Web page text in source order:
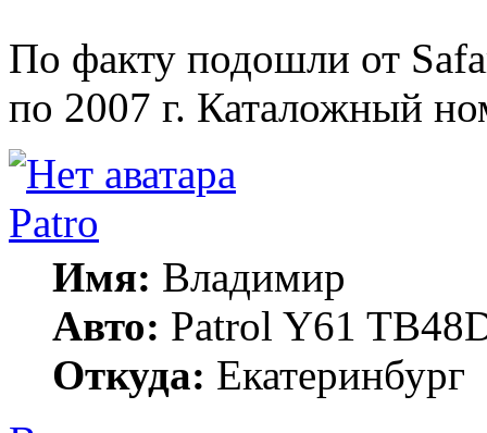
По факту подошли от
по 2007 г. Каталожный
Patro
Имя: Владимир
Авто: Patrol Y61
Откуда: Екатеринбург